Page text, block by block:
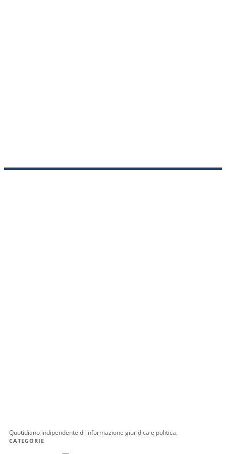
Quotidiano indipendente di informazione giuridica e politica.
CATEGORIE